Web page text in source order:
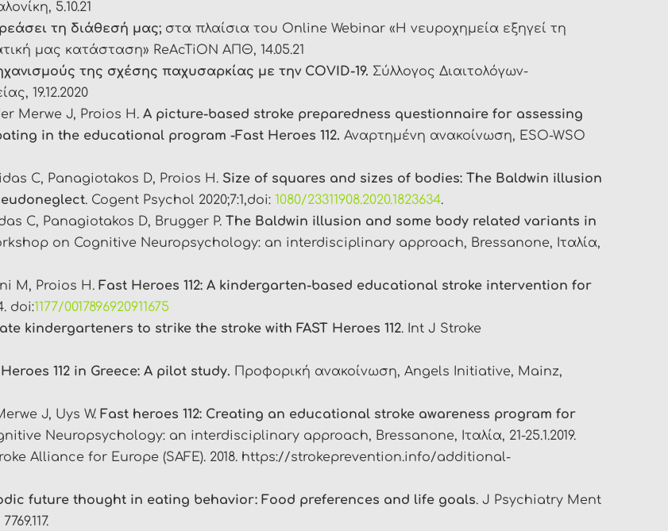
5.10.21
τη διάθεσή μας;στα πλαίσια του Online Webinar «Η νευροχημεία εξηγεί τη
μας κατάσταση» ReAcTiON ΑΠΘ, 14.05.21
της σχέσης παχυσαρκίας με την COVID-19. Σύλλογος Διαιτολόγων-
19.12.2020
Merwe J, Proios H. A picture-based stroke preparedness questionnaire for assessing
in the educational program -Fast Heroes 112. Αναρτημένη ανακοίνωση, ESO-WSO
C, Panagiotakos D, Proios H. Size of squares and sizes of bodies: The Baldwin illusion
. Cogent Psychol 2020;7:1,doi: 1080/23311908.2020.1823634.
C, Panagiotakos D, Brugger P. The Baldwin illusion and some body related variants in
on Cognitive Neuropsychology: an interdisciplinary approach, Bressanone, Ιταλία,
M, Proios H. Fast Heroes 112: A kindergarten-based educational stroke intervention for
doi:1177/0017896920911675
kindergarteners to strike the stroke with FAST Heroes 112. Int J Stroke
Heroes 112 in Greece: A pilot study. Προφορική ανακοίνωση, Angels Initiative, Mainz,
J, Uys W. Fast heroes 112: Creating an educational stroke awareness program for
Neuropsychology: an interdisciplinary approach, Bressanone, Ιταλία, 21-25.1.2019.
Alliance for Europe (SAFE). 2018. https://strokeprevention.info/additional-
future thought in eating behavior: Food preferences and life goals. J Psychiatry Ment